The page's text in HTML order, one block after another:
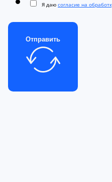
Я даю согласие на
Отправить